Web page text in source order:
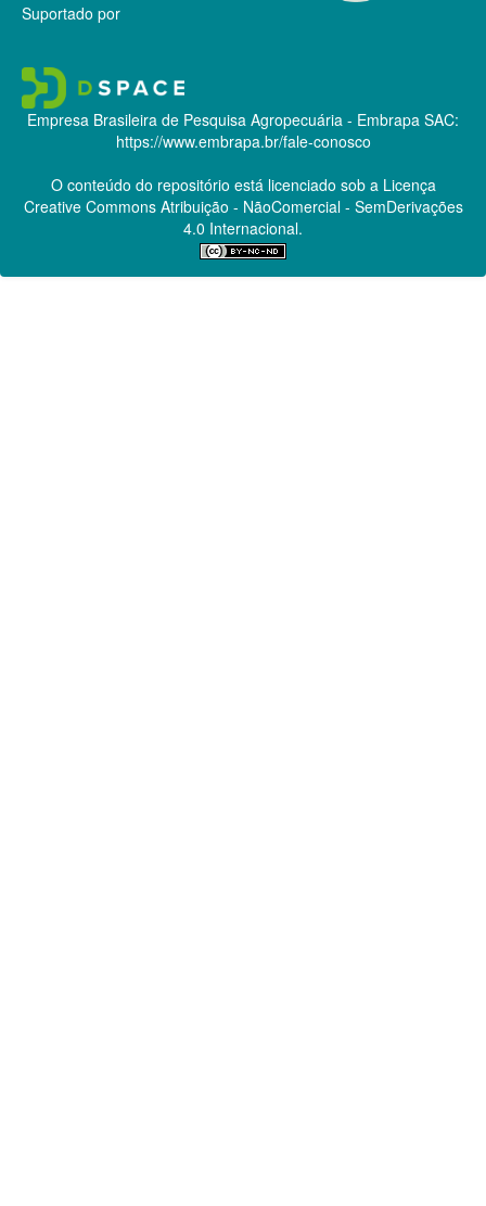
Suportado por
Empresa Brasileira de Pesquisa Agropecuária - Embrapa SAC:
https://www.embrapa.br/fale-conosco
O conteúdo do repositório está licenciado sob a Licença
Creative CommonsAtribuição - NãoComercial - SemDerivações
4.0 Internacional.